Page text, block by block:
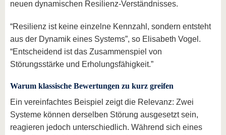
neuen dynamischen Resilienz-Verständnisses.
“Resilienz ist keine einzelne Kennzahl, sondern entsteht
aus der Dynamik eines Systems”, so Elisabeth Vogel.
“Entscheidend ist das Zusammenspiel von
Störungsstärke und Erholungsfähigkeit.”
Warum klassische Bewertungen zu kurz greifen
Ein vereinfachtes Beispiel zeigt die Relevanz: Zwei
Systeme können derselben Störung ausgesetzt sein,
reagieren jedoch unterschiedlich. Während sich eines